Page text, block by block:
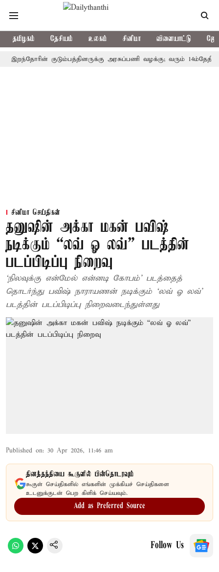
தமிழகம் தேசியம் உலகம் சினிமா விளையாட்டு
குடும்பத்தினருக்கு அரசுப்பணி வழக்கு; வரும் 14ம்தேதி
சினிமா செய்திகள்
தனுஷின் அக்கா மகன் பவிஷ்
நடிக்கும் “லவ் ஓ லவ்” படத்தின்
படப்பிடிப்பு நிறைவு
‘நிலவுக்கு என்மேல் என்னடி கோபம்’ படத்தைத்
தொடர்ந்து பவிஷ் நாராயணன் நடிக்கும் ‘லவ் ஓ லவ்’
படத்தின் படப்பிடிப்பு நிறைவடைந்துள்ளது
Published on: 30 Apr 2026, 11:46 am
தினத்தந்தியை கூகுளில் பின்தொடரவும்
கூகுள் செய்திகளில் எங்களின் முக்கியச் செய்திகளை
உடனுக்குடன் பெற கிளிக் செய்யவும்.
Add as Preferred Source
Follow Us